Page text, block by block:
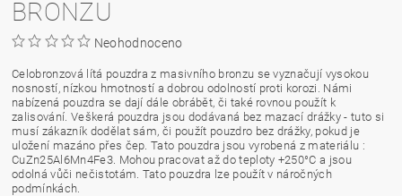
BRONZU
Neohodnoceno
Celobronzová lítá pouzdra z masivního bronzu se vyznačují vysokou
nosností, nízkou hmotností a dobrou odolností proti korozi. Námi
nabízená pouzdra se dají dále obrábět, či také rovnou použít k
zalisování. Veškerá pouzdra jsou dodávaná bez mazací drážky - tuto si
musí zákazník dodělat sám, či použít pouzdro bez drážky, pokud je
uložení mazáno přes čep. Tato pouzdra jsou vyrobená z materiálu :
CuZn25Al6Mn4Fe3. Mohou pracovat až do teploty +250°C a jsou
odolná vůči nečistotám. Tato pouzdra lze použít v náročných
podmínkách.